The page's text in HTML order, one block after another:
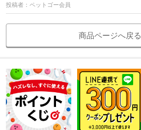
投稿者：ペットゴー会員
商品ページへ戻る